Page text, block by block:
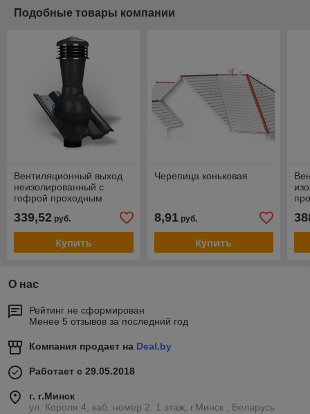
Подобные товары компании
Вентиляционный выход
неизолированный с
гофрой проходным
цементно-песчаной
черепицы К56
339,52 руб.
Купить
Черепица коньковая
8,91руб.
Купить
О нас
Рейтинг не сформирован
Менее 5 отзывов за последний год
Компания продает на Deal.by
Работает с 29.05.2018
г. г.Минск
ул. Короля 4, каб. номер 2. 1 этаж, г.Минск , Беларусь